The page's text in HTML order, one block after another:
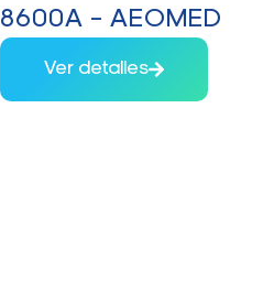
8600A – AEOMED
Ver detalles